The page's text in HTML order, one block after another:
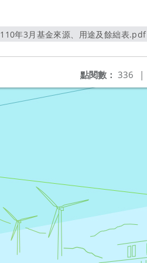
110年3月基金來源、用途及餘絀表.pdf
點閱數： 336 |